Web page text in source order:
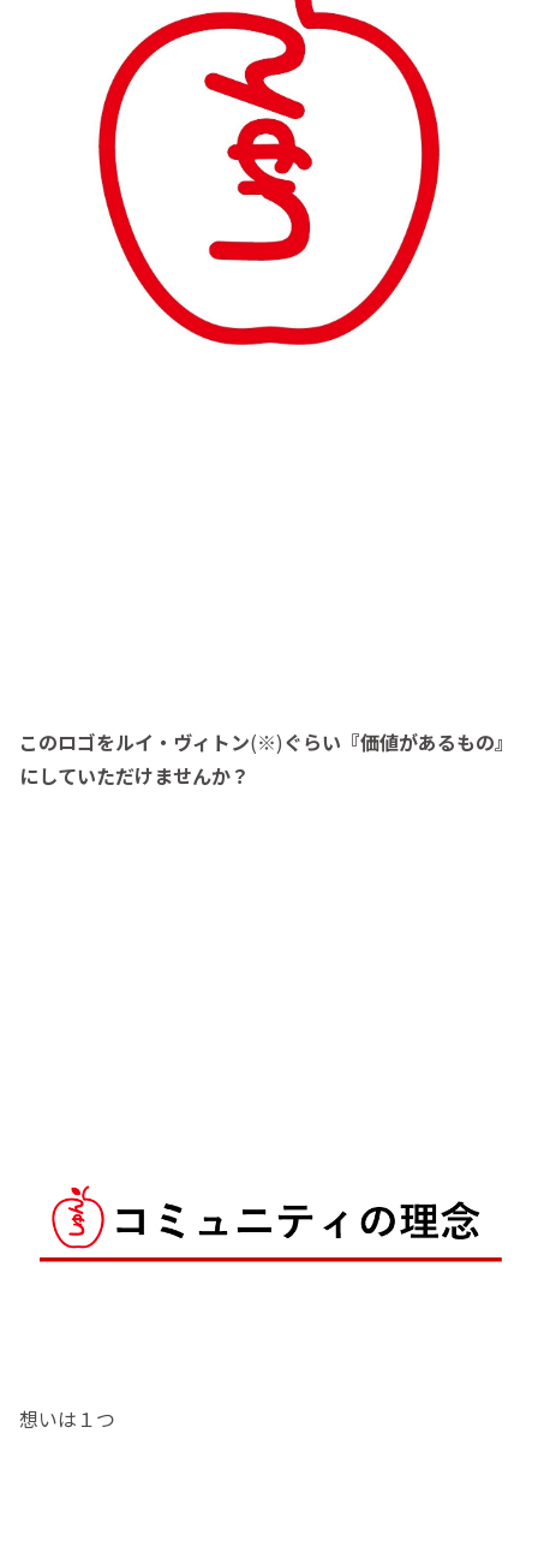
このロゴをルイ・ヴィトン(※)ぐらい『価値があるもの』
にしていただけませんか？
想いは１つ